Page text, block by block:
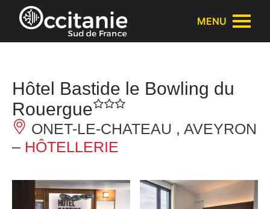
Panneau de gestion des cookies
MENU
Hôtel Bastide le Bowling du
Rouergue
ONET-LE-CHATEAU , AVEYRON
– HÔTELLERIE